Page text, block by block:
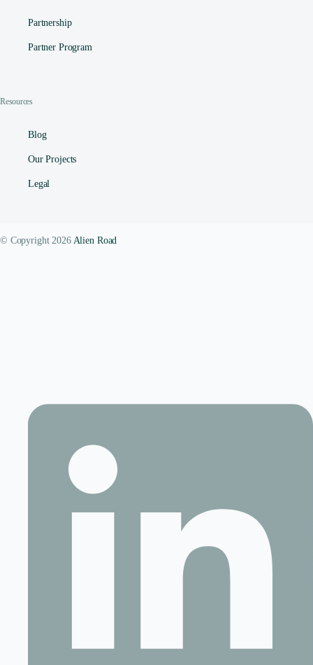
Partnership
Partner Program
Resources
Blog
Our Projects
Legal
© Copyright 2026 Alien Road